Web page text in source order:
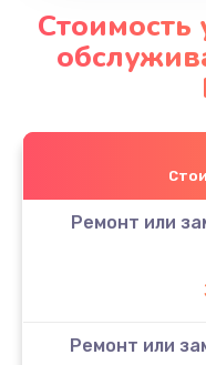
Стоимость
Ремонт или
Ремонт или